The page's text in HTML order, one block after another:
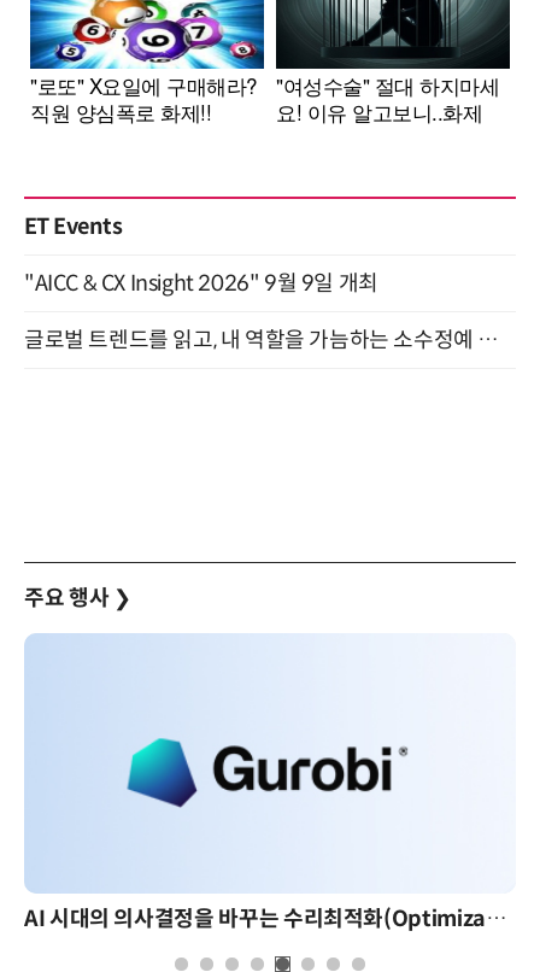
ET Events
"AICC & CX Insight 2026" 9월 9일 개최
글로벌 트렌드를 읽고, 내 역할을 가늠하는 소수정예 실습 워크숍 (8/28)
주요 행사 ❯
AI 시대의 의사결정을 바꾸는 수리최적화(Optimization): 실제 산업 적용 사례와 활용 전략